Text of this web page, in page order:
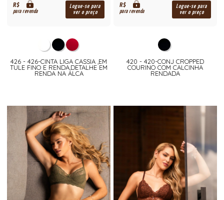
R$
para revenda
Logue-se para
ver o preço
426 - 426-CINTA LIGA CASSIA ,EM
TULE FINO E RENDA,DETALHE EM
RENDA NA ALCA
R$
para revenda
Logue-se para
ver o preço
420 - 420-CONJ CROPPED
COURINO COM CALCINHA
RENDADA